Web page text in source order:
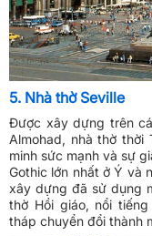
5. Nhà thờ Seville
Được xây dựng trên
Almohad, nhà thờ thời
minh sức mạnh và sự
Gothic lớn nhất ở Ý và
xây dựng đã sử dụng
thờ Hồi giáo, nổi
tháp chuyển đổi thành